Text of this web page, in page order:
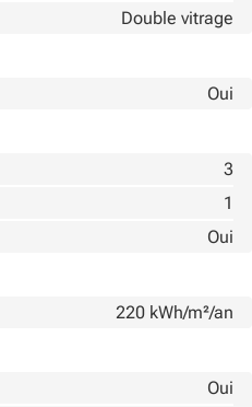
Double vitrage
Oui
3
1
Oui
220 kWh/m²/an
Oui